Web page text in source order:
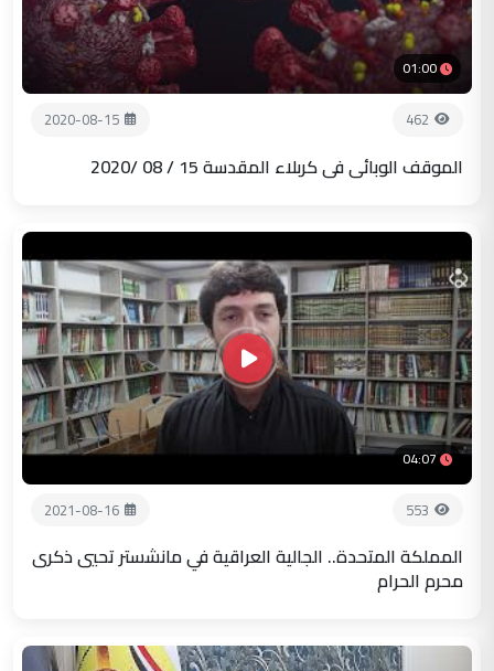
01:00
462
2020-08-15
الموقف الوبائي في كربلاء المقدسة 15 / 08 /2020
04:07
553
2021-08-16
المملكة المتحدة.. الجالية العراقية في مانشستر تحيي ذكرى
محرم الحرام